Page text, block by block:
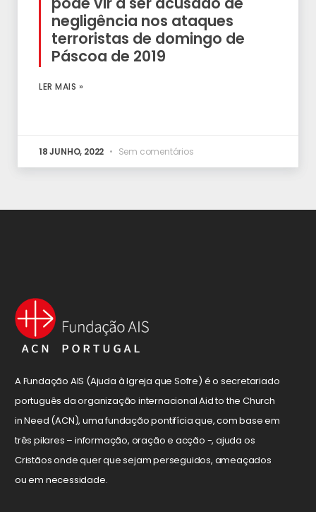
negligência nos ataques
terroristas de domingo de
Páscoa de 2019
LER MAIS »
18 JUNHO, 2022 Sem comentários
A Fundação AIS (Ajuda à Igreja que Sofre) é o secretariado
português da organização internacional Aid to the Church
in Need (ACN), uma fundação pontifícia que, com base em
três pilares – informação, oração e acção -, ajuda os
Cristãos onde quer que sejam perseguidos, ameaçados
ou em necessidade.